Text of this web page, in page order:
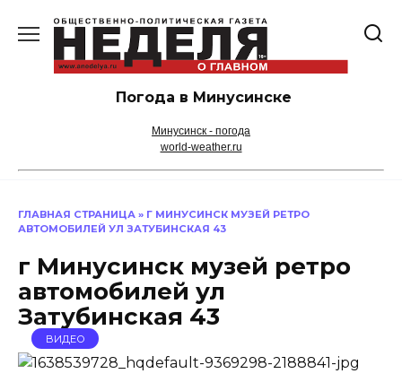
содержанию
Погода в Минусинске
Минусинск - погода
world-weather.ru
ГЛАВНАЯ СТРАНИЦА » Г МИНУСИНСК МУЗЕЙ РЕТРО
АВТОМОБИЛЕЙ УЛ ЗАТУБИНСКАЯ 43
г Минусинск музей ретро
автомобилей ул
Затубинская 43
ВИДЕО